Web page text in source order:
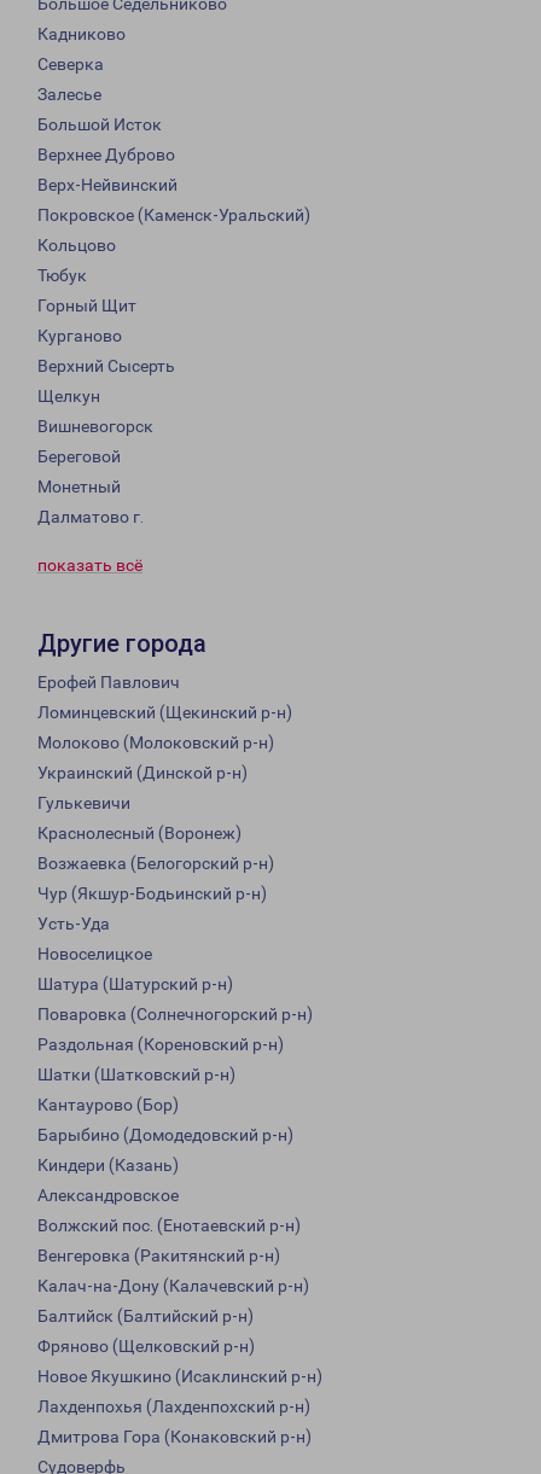
Большое Седельниково
Кадниково
Северка
Залесье
Большой Исток
Верхнее Дуброво
Верх-Нейвинский
Покровское (Каменск-Уральский)
Кольцово
Тюбук
Горный Щит
Курганово
Верхний Сысерть
Щелкун
Вишневогорск
Береговой
Монетный
Далматово г.
показать всё
Другие города
Ерофей Павлович
Ломинцевский (Щекинский р-н)
Молоково (Молоковский р-н)
Украинский (Динской р-н)
Гулькевичи
Краснолесный (Воронеж)
Возжаевка (Белогорский р-н)
Чур (Якшур-Бодьинский р-н)
Усть-Уда
Новоселицкое
Шатура (Шатурский р-н)
Поваровка (Солнечногорский р-н)
Раздольная (Кореновский р-н)
Шатки (Шатковский р-н)
Кантаурово (Бор)
Барыбино (Домодедовский р-н)
Киндери (Казань)
Александровское
Волжский пос. (Енотаевский р-н)
Венгеровка (Ракитянский р-н)
Калач-на-Дону (Калачевский р-н)
Балтийск (Балтийский р-н)
Фряново (Щелковский р-н)
Новое Якушкино (Исаклинский р-н)
Лахденпохья (Лахденпохский р-н)
Дмитрова Гора (Конаковский р-н)
Судоверфь